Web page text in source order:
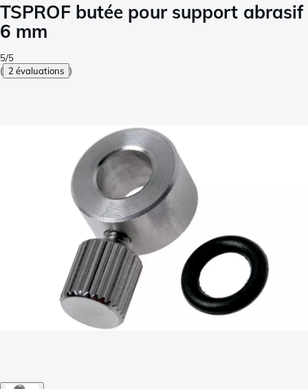
TSPROF butée pour support abrasif
6 mm
5/5
( 2 évaluations )